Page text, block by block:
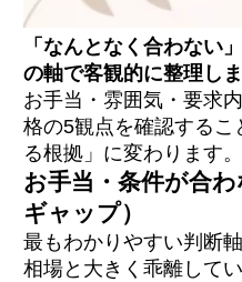
「なんとなく合わない
の軸で客観的に整理しま
お手当・雰囲気・要求
格の5観点を確認する
る根拠」に変わります。
お手当・条件が合
ギャップ）
最もわかりやすい判断
相場と大きく乖離して